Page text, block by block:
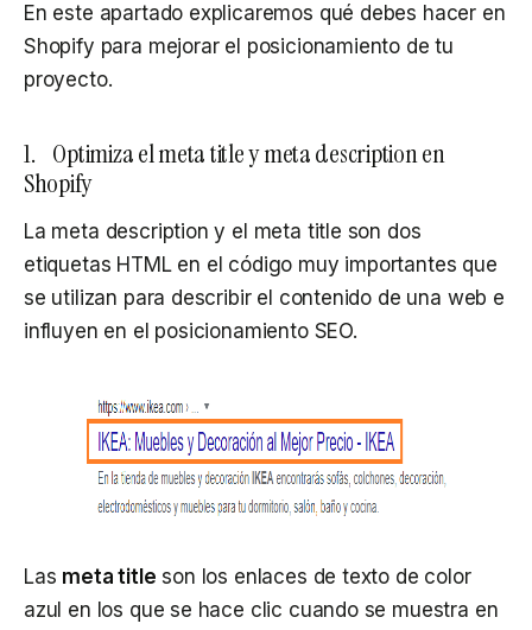
En este apartado explicaremos qué debes hacer en
Shopify para mejorar el posicionamiento de tu
proyecto.
1. Optimiza el meta title y meta description en
Shopify
La meta description y el meta title son dos
etiquetas HTML en el código muy importantes que
se utilizan para describir el contenido de una web e
influyen en el posicionamiento SEO.
Las meta title son los enlaces de texto de color
azul en los que se hace clic cuando se muestra en